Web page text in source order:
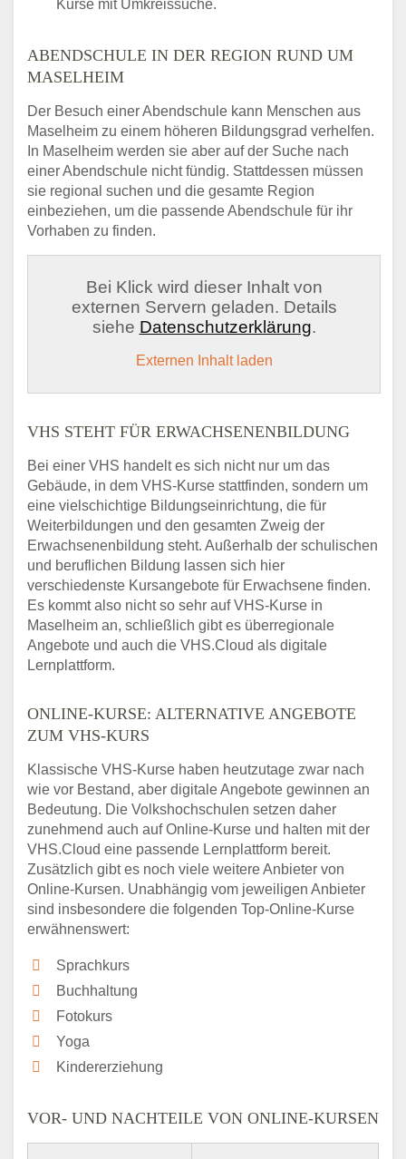
Kurse mit Umkreissuche.
ABENDSCHULE IN DER REGION RUND UM
MASELHEIM
Der Besuch einer Abendschule kann Menschen aus
Maselheim zu einem höheren Bildungsgrad verhelfen.
In Maselheim werden sie aber auf der Suche nach
einer Abendschule nicht fündig. Stattdessen müssen
sie regional suchen und die gesamte Region
einbeziehen, um die passende Abendschule für ihr
Vorhaben zu finden.
Bei Klick wird dieser Inhalt von
externen Servern geladen. Details
siehe Datenschutzerklärung.
Externen Inhalt laden
VHS STEHT FÜR ERWACHSENENBILDUNG
Bei einer VHS handelt es sich nicht nur um das
Gebäude, in dem VHS-Kurse stattfinden, sondern um
eine vielschichtige Bildungseinrichtung, die für
Weiterbildungen und den gesamten Zweig der
Erwachsenenbildung steht. Außerhalb der schulischen
und beruflichen Bildung lassen sich hier
verschiedenste Kursangebote für Erwachsene finden.
Es kommt also nicht so sehr auf VHS-Kurse in
Maselheim an, schließlich gibt es überregionale
Angebote und auch die VHS.Cloud als digitale
Lernplattform.
ONLINE-KURSE: ALTERNATIVE ANGEBOTE
ZUM VHS-KURS
Klassische VHS-Kurse haben heutzutage zwar nach
wie vor Bestand, aber digitale Angebote gewinnen an
Bedeutung. Die Volkshochschulen setzen daher
zunehmend auch auf Online-Kurse und halten mit der
VHS.Cloud eine passende Lernplattform bereit.
Zusätzlich gibt es noch viele weitere Anbieter von
Online-Kursen. Unabhängig vom jeweiligen Anbieter
sind insbesondere die folgenden Top-Online-Kurse
erwähnenswert:
Sprachkurs
Buchhaltung
Fotokurs
Yoga
Kindererziehung
VOR- UND NACHTEILE VON ONLINE-KURSEN